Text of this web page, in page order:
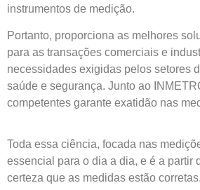
instrumentos de medição.
Portanto, proporciona as melhores
para as transações comerciais e
necessidades exigidas pelos setores
saúde e segurança. Junto ao
competentes garante exatidão nas
Toda essa ciência, focada nas
essencial para o dia a dia, e é a partir
certeza que as medidas estão